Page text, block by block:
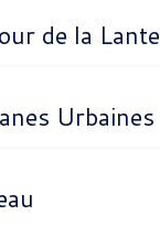
de la
Urbaines